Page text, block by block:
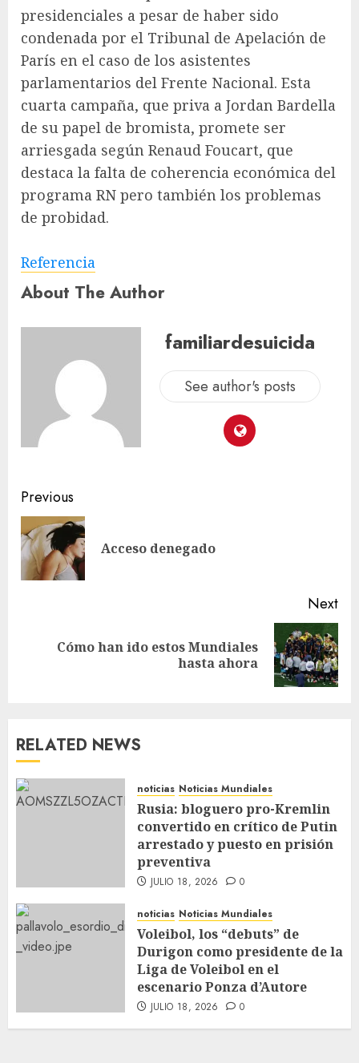
presidenciales a pesar de haber sido
condenada por el Tribunal de Apelación de
París en el caso de los asistentes
parlamentarios del Frente Nacional. Esta
cuarta campaña, que priva a Jordan Bardella
de su papel de bromista, promete ser
arriesgada según Renaud Foucart, que
destaca la falta de coherencia económica del
programa RN pero también los problemas
de probidad.
Referencia
About The Author
familiardesuicida
See author's posts
Previous
Acceso denegado
Next
Cómo han ido estos Mundiales
hasta ahora
RELATED NEWS
noticias Noticias Mundiales
Rusia: bloguero pro-Kremlin
convertido en crítico de Putin
arrestado y puesto en prisión
preventiva
JULIO 18, 2026 0
noticias Noticias Mundiales
Voleibol, los “debuts” de
Durigon como presidente de la
Liga de Voleibol en el
escenario Ponza d’Autore
JULIO 18, 2026 0